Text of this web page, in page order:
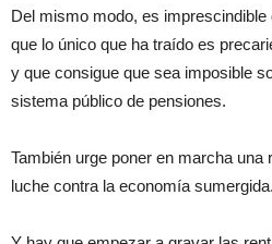
Del mismo modo, es imprescindible
que lo único que ha traído es
y que consigue que sea imposible
sistema público de pensiones.
También urge poner en marcha una
luche contra la economía sumergida.